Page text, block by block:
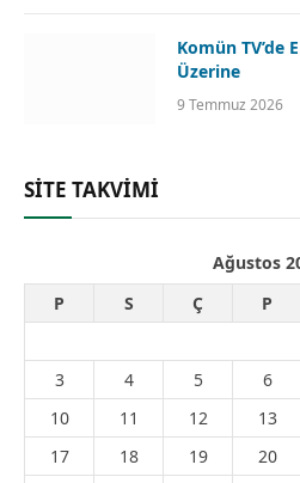
Komün TV’de
Üzerine
9 Temmuz 2026
SİTE TAKVİMİ
Ağustos
P
S Ç P
3
4 5 6
10
11 12 13
17
18 19 20